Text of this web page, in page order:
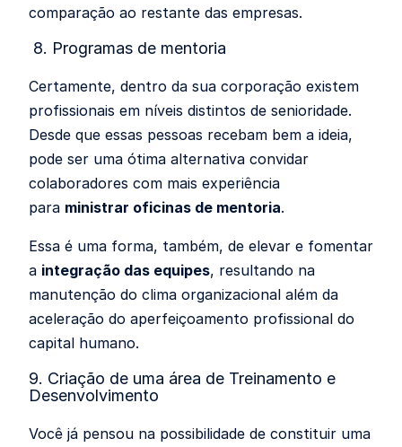
comparação ao restante das empresas.
8. Programas de mentoria
Certamente, dentro da sua corporação existem
profissionais em níveis distintos de senioridade.
Desde que essas pessoas recebam bem a ideia,
pode ser uma ótima alternativa convidar
colaboradores com mais experiência
para ministrar oficinas de mentoria.
Essa é uma forma, também, de elevar e fomentar
a integração das equipes, resultando na
manutenção do clima organizacional além da
aceleração do aperfeiçoamento profissional do
capital humano.
9. Criação de uma área de Treinamento e
Desenvolvimento
Você já pensou na possibilidade de constituir uma